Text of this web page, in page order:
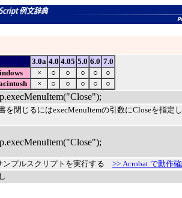
3.0a 4.0 4.05 5.0 6.0 7.0
× ○ ○ ○ ○
○
× ○ ○ ○ ○ ○
を閉じるにはexecMenuItemの引数にCloseを指定
ンプルスクリプトを実行する >> Acrobat で動作